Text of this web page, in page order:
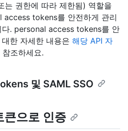
는 권한에 따라 제한됨) 역할을
access tokens를 안전하게 관리
다. personal access tokens를 안
한 자세한 내용은 해당 API 자
조하세요.
및 SAML SSO
큰으로 인증